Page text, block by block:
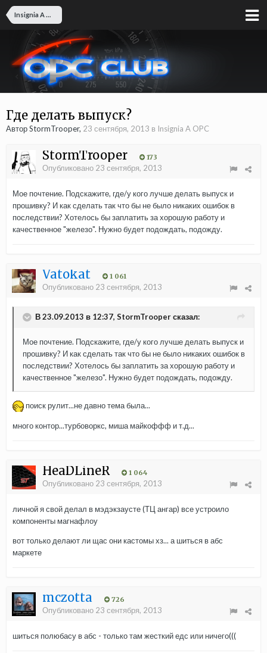
Insignia A OPC
Где делать выпуск?
Автор StormTrooper, 23 сентября, 2013 в Insignia A OPC
StormTrooper 173
Опубликовано 23 сентября, 2013
Мое почтение. Подскажите, где/у кого лучше делать выпуск и
прошивку? И как сделать так что бы не было никаких ошибок в
последствии? Хотелось бы заплатить за хорошую работу и
качественное "железо". Нужно будет подождать, подожду.
Vatokat 1 061
Опубликовано 23 сентября, 2013
В 23.09.2013 в 12:37, StormTrooper сказал:
Мое почтение. Подскажите, где/у кого лучше делать выпуск и
прошивку? И как сделать так что бы не было никаких ошибок в
последствии? Хотелось бы заплатить за хорошую работу и
качественное "железо". Нужно будет подождать, подожду.
поиск рулит...не давно тема была...
много контор...турбоворкс, миша майкоффф и т.д...
HeaDLineR 1 064
Опубликовано 23 сентября, 2013
личной я свой делал в мэдэкзаусте (ТЦ ангар) все устроило
компоненты магнафлоу
вот только делают ли щас они кастомы хз... а шиться в абс
маркете
mczotta 726
Опубликовано 23 сентября, 2013
шиться полюбасу в абс - только там жесткий едс или ничего(((